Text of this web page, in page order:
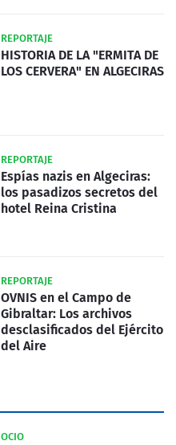
REPORTAJE
HISTORIA DE LA "ERMITA DE
LOS CERVERA" EN ALGECIRAS
REPORTAJE
Espías nazis en Algeciras:
los pasadizos secretos del
hotel Reina Cristina
REPORTAJE
OVNIS en el Campo de
Gibraltar: Los archivos
desclasificados del Ejército
del Aire
OCIO